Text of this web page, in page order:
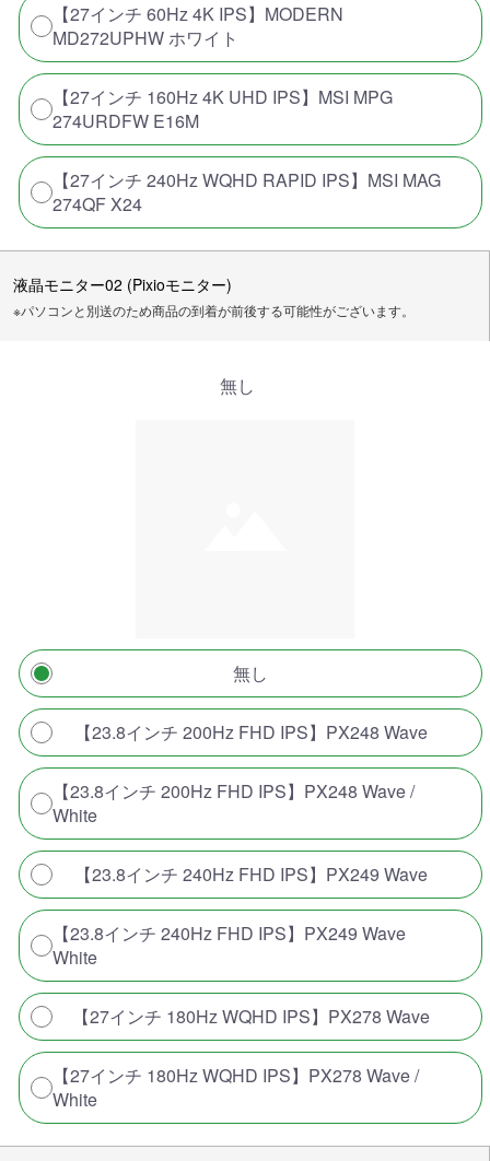
【27インチ 60Hz 4K IPS】MODERN
MD272UPHW ホワイト
【27インチ 160Hz 4K UHD IPS】MSI MPG
274URDFW E16M
【27インチ 240Hz WQHD RAPID IPS】MSI MAG
274QF X24
液晶モニター02 (Pixioモニター)
※パソコンと別送のため商品の到着が前後する可能性がございます。
無し
無し
【23.8インチ 200Hz FHD IPS】PX248 Wave
【23.8インチ 200Hz FHD IPS】PX248 Wave /
White
【23.8インチ 240Hz FHD IPS】PX249 Wave
【23.8インチ 240Hz FHD IPS】PX249 Wave
White
【27インチ 180Hz WQHD IPS】PX278 Wave
【27インチ 180Hz WQHD IPS】PX278 Wave /
White